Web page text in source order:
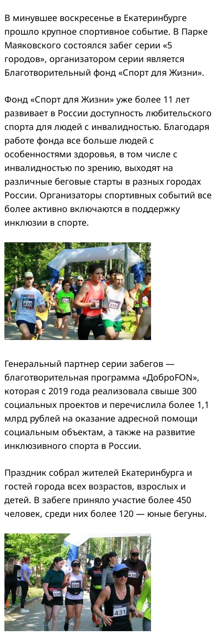
В минувшее воскресенье в Екатеринбурге
прошло крупное спортивное событие. В Парке
Маяковского состоялся забег серии «5
городов», организатором серии является
Благотворительный фонд «Спорт для Жизни».
Фонд «Спорт для Жизни» уже более 11 лет
развивает в России доступность любительского
спорта для людей с инвалидностью. Благодаря
работе фонда все больше людей с
особенностями здоровья, в том числе с
инвалидностью по зрению, выходят на
различные беговые старты в разных городах
России. Организаторы спортивных событий все
более активно включаются в поддержку
инклюзии в спорте.
Генеральный партнер серии забегов —
благотворительная программа «ДоброFON»,
которая с 2019 года реализовала свыше 300
социальных проектов и перечислила более 1,1
млрд рублей на оказание адресной помощи
социальным объектам, а также на развитие
инклюзивного спорта в России.
Праздник собрал жителей Екатеринбурга и
гостей города всех возрастов, взрослых и
детей. В забеге приняло участие более 450
человек, среди них более 120 — юные бегуны.